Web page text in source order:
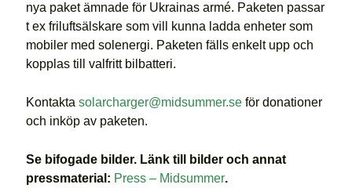
nya paket ämnade för Ukrainas armé. Paketen passar
t ex friluftsälskare som vill kunna ladda enheter som
mobiler med solenergi. Paketen fälls enkelt upp och
kopplas till valfritt bilbatteri.
Kontakta solarcharger@midsummer.seför donationer
och inköp av paketen.
Se bifogade bilder. Länk till bilder och annat
pressmaterial: Press – Midsummer.